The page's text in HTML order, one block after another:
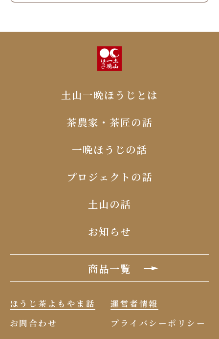
土山一晩ほうじとは
茶農家・茶匠の話
⼀晩ほうじの話
プロジェクトの話
⼟⼭の話
お知らせ
ほうじ茶よもやま話
お問合わせ
運営者情報
プライバシーポリシー
商品一覧